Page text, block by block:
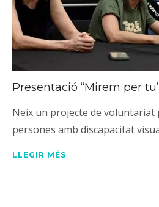
Presentació “Mirem per
Neix un projecte de voluntariat
persones amb discapacitat
LLEGIR MÉS